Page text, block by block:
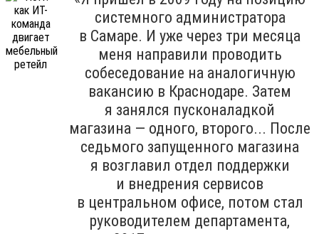
системного администратора
в Самаре. И уже через три месяца
меня направили проводить
собеседование на аналогичную
вакансию в Краснодаре. Затем
я занялся пусконаладкой
магазина — одного, второго... После
седьмого запущенного магазина
я возглавил отдел поддержки
и внедрения сервисов
в центральном офисе, потом стал
руководителем департамента,